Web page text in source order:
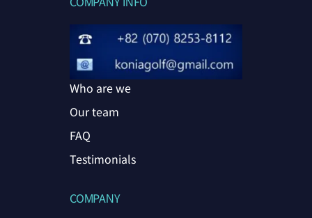
Who are we
Our team
FAQ
Testimonials
COMPANY